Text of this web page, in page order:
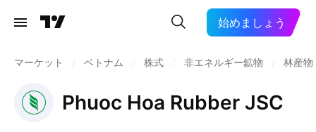
始めましょう
マーケット ベトナム 株式 非エネルギー鉱物 林産物
Phuoc Hoa Rubber JSC